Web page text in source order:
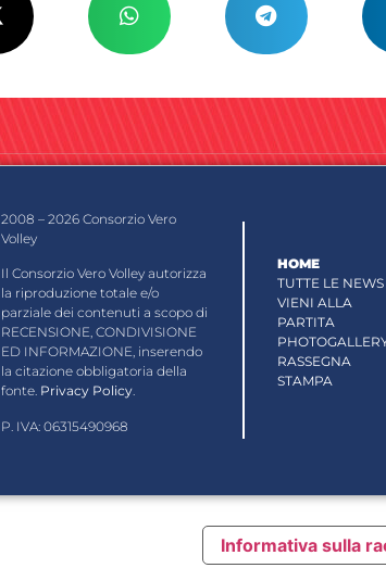
2008 – 2026 Consorzio Vero
Volley
Il Consorzio Vero Volley autorizza
la riproduzione totale e/o
parziale dei contenuti a scopo di
RECENSIONE, CONDIVISIONE
ED INFORMAZIONE, inserendo
la citazione obbligatoria della
fonte. Privacy Policy.
P. IVA: 06315490968
HOME
TUTTE LE NEWS
VIENI ALLA
PARTITA
RASSEGNA
STAMPA
Informativa sulla